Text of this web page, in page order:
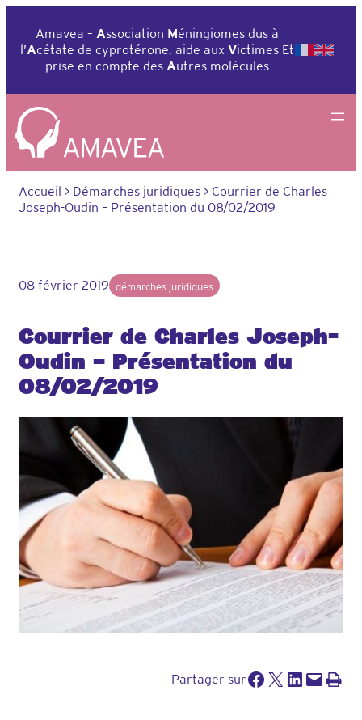
contenu
Amavea – Association Méningiomes dus à
l’Acétate de cyprotérone, aide aux Victimes Et
prise en compte des Autres molécules
Accueil > Démarches juridiques > Courrier de Charles
Joseph-Oudin – Présentation du 08/02/2019
08 février 2019 démarches juridiques
Courrier de Charles Joseph-
Oudin – Présentation du
08/02/2019
Partager surPartager sur Facebook
Partager sur X Partager sur LinkedIn
Envoyer cette page par e-mailImprimer cette